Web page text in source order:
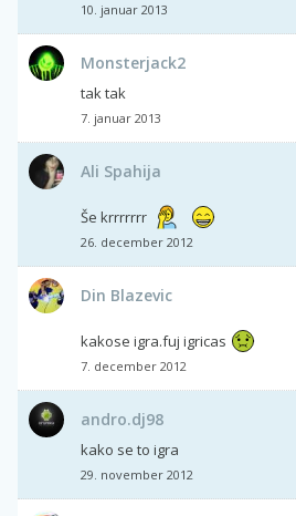
10. januar 2013
Monsterjack2
tak tak
7. januar 2013
Ali Spahija
Še krrrrrrr
26. december 2012
Din Blazevic
kakose igra.fuj igricas
7. december 2012
andro.dj98
kako se to igra
29. november 2012